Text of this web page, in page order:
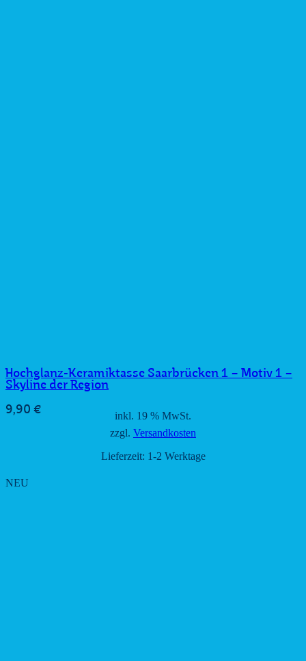
Hochglanz-Keramiktasse Saarbrücken 1 – Motiv 1 –
Skyline der Region
9,90 €
inkl. 19 % MwSt.
zzgl. Versandkosten
Lieferzeit: 1-2 Werktage
NEU